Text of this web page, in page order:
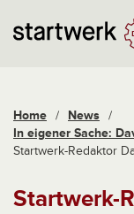
Home / News /
In eigener Sache:
Startwerk-Redaktor
Startwerk-